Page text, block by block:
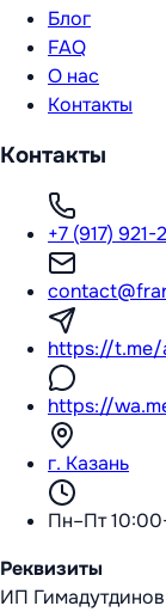
Блог
FAQ
О нас
Контакты
Контакты
+7 (917)
https://t.me/
https://
г. Казань
Пн–Пт
Реквизиты
ИП